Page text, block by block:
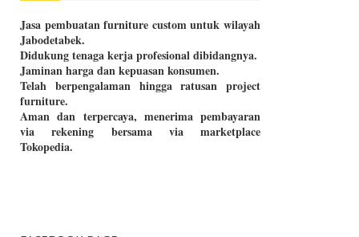
Jasa pembuatan furniture custom untuk wilayah
Jabodetabek.
Didukung tenaga kerja profesional dibidangnya.
Jaminan harga dan kepuasan konsumen.
Telah berpengalaman hingga ratusan project
furniture.
Aman dan terpercaya, menerima pembayaran
via rekening bersama via marketplace
Tokopedia.